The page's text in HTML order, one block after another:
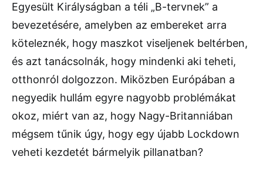
Egyesült Királyságban a téli „B-tervnek” a
bevezetésére, amelyben az embereket arra
köteleznék, hogy maszkot viseljenek beltérben,
és azt tanácsolnák, hogy mindenki aki teheti,
otthonról dolgozzon. Miközben Európában a
negyedik hullám egyre nagyobb problémákat
okoz, miért van az, hogy Nagy-Britanniában
mégsem tűnik úgy, hogy egy újabb Lockdown
veheti kezdetét bármelyik pillanatban?